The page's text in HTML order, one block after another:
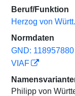
Beruf/Funktion
Herzog von Württ.
Normdaten
GND: 118957880
VIAF
Philipp von